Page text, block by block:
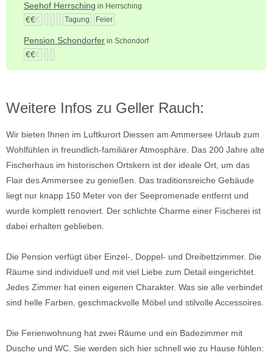
Seehof Herrsching in Herrsching
€€€ Tagung Feier
Pension Schondorfer in Schondorf
€€€
Weitere Infos zu Geller Rauch:
Wir bieten Ihnen im Luftkurort Diessen am Ammersee Urlaub zum
Wohlfühlen in freundlich-familiärer Atmosphäre. Das 200 Jahre alte
Fischerhaus im historischen Ortskern ist der ideale Ort, um das
Flair des Ammersee zu genießen. Das traditionsreiche Gebäude
liegt nur knapp 150 Meter von der Seepromenade entfernt und
wurde komplett renoviert. Der schlichte Charme einer Fischerei ist
dabei erhalten geblieben.
Die Pension verfügt über Einzel-, Doppel- und Dreibettzimmer. Die
Räume sind individuell und mit viel Liebe zum Detail eingerichtet.
Jedes Zimmer hat einen eigenen Charakter. Was sie alle verbindet
sind helle Farben, geschmackvolle Möbel und stilvolle Accessoires.
Die Ferienwohnung hat zwei Räume und ein Badezimmer mit
Dusche und WC. Sie werden sich hier schnell wie zu Hause fühlen: